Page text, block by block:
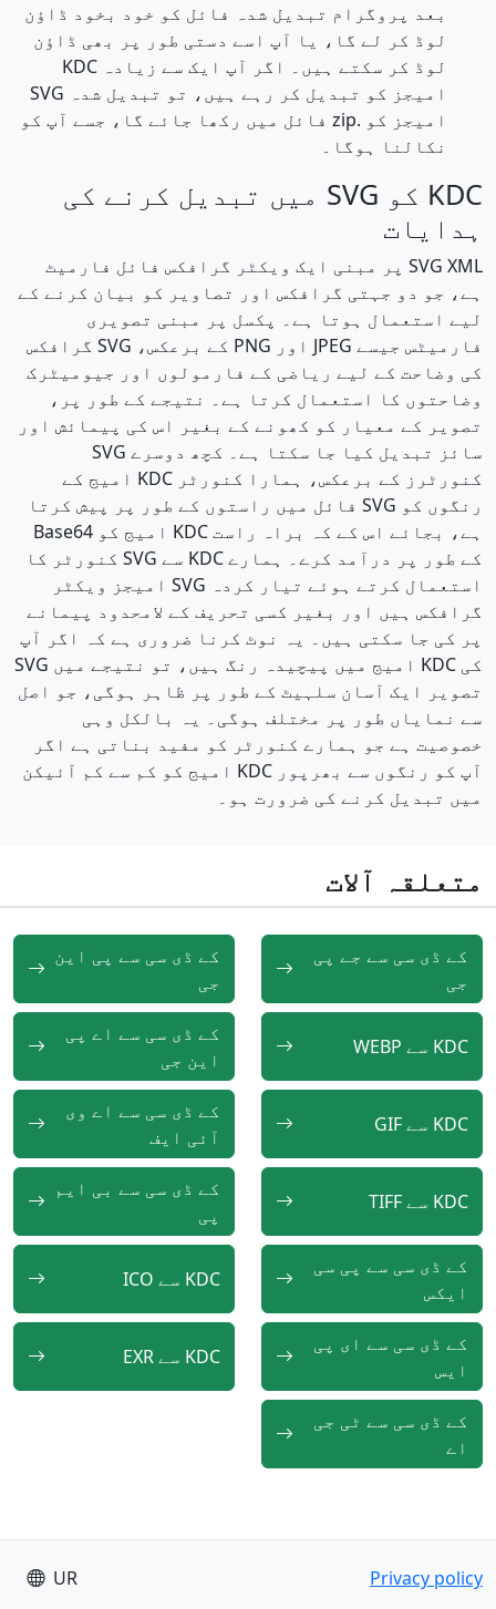
بعد پروگرام تبدیل شدہ فائل کو خود بخود ڈاؤن
لوڈ کر لے گا، یا آپ اسے دستی طور پر بھی ڈاؤن
لوڈ کر سکتے ہیں۔ اگر آپ ایک سے زیادہ KDC
امیجز کو تبدیل کر رہے ہیں، تو تبدیل شدہ SVG
امیجز کو .zip فائل میں رکھا جائے گا، جسے آپ کو
نکالنا ہوگا۔
KDC کو SVG میں تبدیل کرنے کی
ہدایات
SVG XML پر مبنی ایک ویکٹر گرافکس فائل فارمیٹ
ہے، جو دو جہتی گرافکس اور تصاویر کو بیان کرنے کے
لیے استعمال ہوتا ہے۔ پکسل پر مبنی تصویری
فارمیٹس جیسے JPEG اور PNG کے برعکس، SVG گرافکس
کی وضاحت کے لیے ریاضی کے فارمولوں اور جیومیٹرک
وضاحتوں کا استعمال کرتا ہے۔ نتیجے کے طور پر،
تصویر کے معیار کو کھونے کے بغیر اس کی پیمائش اور
سائز تبدیل کیا جا سکتا ہے۔ کچھ دوسرے SVG
کنورٹرز کے برعکس، ہمارا کنورٹر KDC امیج کے
رنگوں کو SVG فائل میں راستوں کے طور پر پیش کرتا
ہے، بجائے اس کے کہ براہ راست KDC امیج کو Base64
کے طور پر درآمد کرے۔ ہمارے KDC سے SVG کنورٹر کا
استعمال کرتے ہوئے تیار کردہ SVG امیجز ویکٹر
گرافکس ہیں اور بغیر کسی تحریف کے لامحدود پیمانے
پر کی جا سکتی ہیں۔ یہ نوٹ کرنا ضروری ہے کہ اگر آپ
کی KDC امیج میں پیچیدہ رنگ ہیں، تو نتیجے میں SVG
تصویر ایک آسان سلہیٹ کے طور پر ظاہر ہوگی، جو اصل
سے نمایاں طور پر مختلف ہوگی۔ یہ بالکل وہی
خصوصیت ہے جو ہمارے کنورٹر کو مفید بناتی ہے اگر
آپ کو رنگوں سے بھرپور KDC امیج کو کم سے کم آئیکن
میں تبدیل کرنے کی ضرورت ہو۔
متعلقہ آلات
کے ڈی سی سے جے پی
جی
کے ڈی سی سے پی این
جی
KDC سے WEBP
کے ڈی سی سے اے پی
این جی
KDC سے GIF
کے ڈی سی سے اے وی
آئی ایف
KDC سے TIFF
کے ڈی سی سے بی ایم
پی
کے ڈی سی سے پی سی
ایکس
KDC سے ICO
کے ڈی سی سے ای پی
ایس
KDC سے EXR
کے ڈی سی سے ٹی جی
اے
Privacy policy
UR